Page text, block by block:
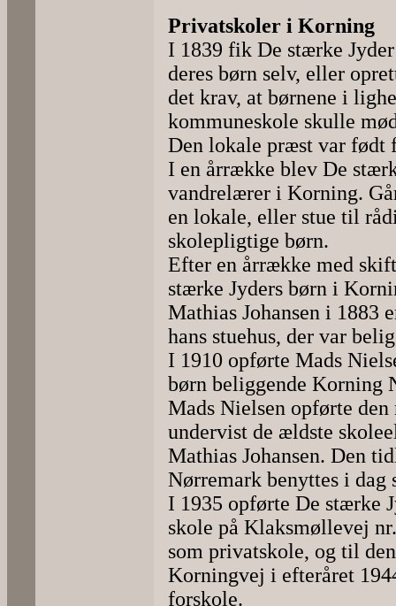
Privatskoler i Korning
I 1839 fik De stærke
deres børn selv, eller
det krav, at børnene i
kommuneskole skulle
Den lokale præst var født
I en årrække blev De
vandrelærer i Korning.
en lokale, eller stue til
skolepligtige børn.
Efter en årrække med
stærke Jyders børn i
Mathias Johansen i 1883
hans stuehus, der var
I 1910 opførte Mads
børn beliggende Korning
Mads Nielsen opførte
undervist de ældste
Mathias Johansen. Den
Nørremark benyttes i dag
I 1935 opførte De stærke
skole på Klaksmøllevej
som privatskole, og til
Korningvej i efteråret
forskole.